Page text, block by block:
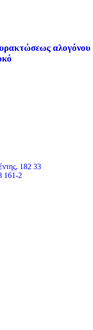
αλογόνου
182 33
161-2